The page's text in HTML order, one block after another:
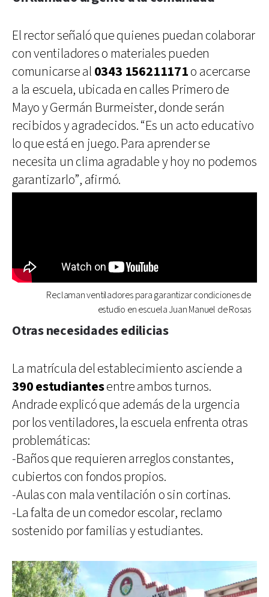
El rector señaló que quienes puedan colaborar
con ventiladores o materiales pueden
comunicarse al 0343 156211171o acercarse
a la escuela, ubicada en calles Primero de
Mayo y Germán Burmeister, donde serán
recibidos y agradecidos. “Es un acto educativo
lo que está en juego. Para aprender se
necesita un clima agradable y hoy no podemos
garantizarlo”, afirmó.
Reclaman ventiladores para garantizar condiciones de
estudio en escuela Juan Manuel de Rosas
Otras necesidades edilicias
La matrícula del establecimiento asciende a
390 estudiantesentre ambos turnos.
Andrade explicó que además de la urgencia
por los ventiladores, la escuela enfrenta otras
problemáticas:
-Baños que requieren arreglos constantes,
cubiertos con fondos propios.
-Aulas con mala ventilación o sin cortinas.
-La falta de un comedor escolar, reclamo
sostenido por familias y estudiantes.